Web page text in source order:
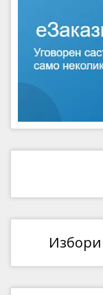
Избори